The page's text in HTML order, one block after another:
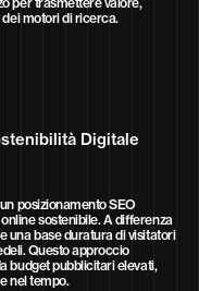
motori di ricerca.
Digitale
posizionamento SEO
sostenibile. A differenza
una base duratura di visitatori
Questo approccio
budget pubblicitari elevati,
nel tempo.